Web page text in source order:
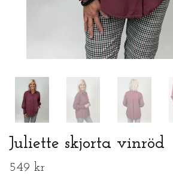
Juliette skjorta vinröd
549 kr